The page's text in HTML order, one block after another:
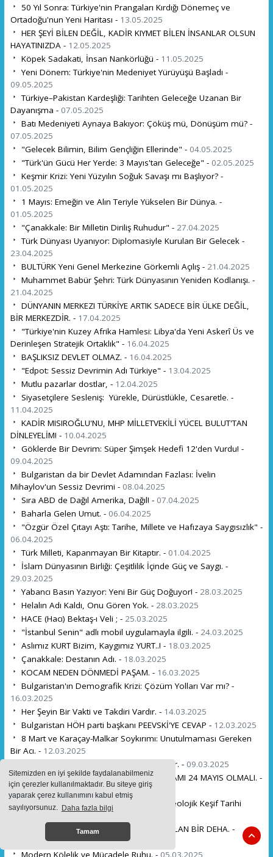
Sitemizden en iyi şekilde faydalanabilmeniz
için çerezler kullanılmaktadır. Bu siteye giriş
yaparak çerez kullanımını kabul etmiş
sayılıyorsunuz. Daha fazla bilgi
Tamam
50 Yıl Sonra: Türkiye'nin Prangaları Kırdığı Dönemeç ve
Ortadoğu'nun Yeni Haritası - 13.05.2025
HER ŞEYİ BİLEN DEĞİL, KADİR KIYMET BİLEN İNSANLAR OLSUN
HAYATINIZDA - 12.05.2025
Köpek Sadakati, İnsan Nankörlüğü - 11.05.2025
Yeni Dönem: Türkiye'nin Medeniyet Yürüyüşü Başladı -
09.05.2025
Türkiye–Pakistan Kardeşliği: Tarihten Geleceğe Uzanan Bir
Dayanışma - 07.05.2025
Batı Medeniyeti Aynaya Bakıyor: Çöküş mü, Dönüşüm mü? -
07.05.2025
"Gelecek Bilimin, Bilim Gençliğin Ellerinde" - 04.05.2025
"Türk'ün Gücü Her Yerde: 3 Mayıs'tan Geleceğe" - 02.05.2025
Keşmir Krizi: Yeni Yüzyılın Soğuk Savaşı mı Başlıyor? -
01.05.2025
1 Mayıs: Emeğin ve Alın Teriyle Yükselen Bir Dünya. -
01.05.2025
"Çanakkale: Bir Milletin Diriliş Ruhudur" - 27.04.2025
Türk Dünyası Uyanıyor: Diplomasiyle Kurulan Bir Gelecek -
23.04.2025
BULTÜRK Yeni Genel Merkezine Görkemli Açılış - 21.04.2025
Muhammet Babür Şehri: Türk Dünyasının Yeniden Kodlanışı. -
21.04.2025
DÜNYANIN MERKEZI TÜRKİYE ARTIK SADECE BİR ÜLKE DEĞİL,
BİR MERKEZDİR. - 17.04.2025
"Türkiye'nin Kuzey Afrika Hamlesi: Libya'da Yeni Askerî Üs ve
Derinleşen Stratejik Ortaklık" - 16.04.2025
BAŞLIKSIZ DEVLET OLMAZ. - 16.04.2025
"Edpot: Sessiz Devrimin Adı Türkiye" - 13.04.2025
Mutlu pazarlar dostlar, - 12.04.2025
Siyasetçilere Sesleniş: Yürekle, Dürüstlükle, Cesaretle. -
11.04.2025
KADİR MISIROĞLU'NU, MHP MİLLETVEKİLİ YÜCEL BULUT'TAN
DİNLEYELİM! - 10.04.2025
Göklerde Bir Devrim: Süper Şimşek Hedefi 12'den Vurdu! -
09.04.2025
Bulgaristan da bir Devlet Adamından Fazlası: İvelin
Mihaylov'un Sessiz Devrimi - 08.04.2025
Sıra ABD de Dağıl Amerika, Dağıl! - 07.04.2025
Baharla Gelen Umut. - 06.04.2025
"Özgür Özel Çıtayı Aştı: Tarihe, Millete ve Hafızaya Saygısızlık" -
06.04.2025
Türk Milleti, Kapanmayan Bir Kitaptır. - 01.04.2025
İslam Dünyasının Birliği: Çeşitlilik İçinde Güç ve Saygı. -
29.03.2025
Yabancı Basın Yazıyor: Yeni Bir Güç Doğuyor! - 28.03.2025
Helalın Adı Kaldı, Onu Gören Yok. - 28.03.2025
HACE (Hacı) Bektaş-ı Veli ; - 25.03.2025
"İstanbul Senin" adlı mobil uygulamayla ilgili. - 24.03.2025
Aslımız KURT Bizim, Kaygımız YURT..! - 18.03.2025
Çanakkale: Destanın Adı. - 18.03.2025
KOCAM NEDEN DÖNMEDİ PAŞAM. - 16.03.2025
Bulgaristan'ın Demografik Krizi: Çözüm Yolları Var mı? -
16.03.2025
Her Şeyin Bir Vakti ve Takdiri Vardır. - 14.03.2025
Bulgaristan HÖH parti başkanı PEEVSKİ'YE CEVAP - 12.03.2025
8 Mart ve Karaçay-Malkar Soykırımı: Unutulmaması Gereken
Bir Acı. - 12.03.2025
Sınırlar Kimin Çizdiği Değil, Kimin Aştığıdır. - 09.03.2025
BULGARİSTAN'IN GERÇEK ULUSAL BAYRAMI 24 MAYIS OLMALI. -
08.03.2025
Dünya Şokta: Meksika'daki Korkunç Arkeolojik Keşif Tarihi
Değiştiriyor! -06.03.2025
NURİ KİLLİGİL: TARİHİN GÖLGESİNDE KALAN BİR DEHA. -
05.03.2025
Modern Kölelik ve Mücadele Ruhu. - 05.03.2025